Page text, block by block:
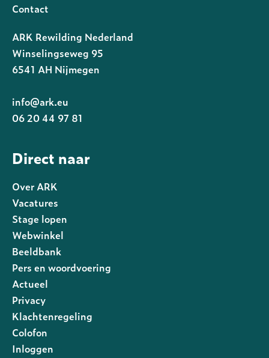
Contact
ARK Rewilding Nederland
Winselingseweg 95
6541 AH Nijmegen
info@ark.eu
06 20 44 97 81
Direct naar
Over ARK
Vacatures
Stage lopen
Webwinkel
Beeldbank
Pers en woordvoering
Footer
rechts
Actueel
Privacy
Klachtenregeling
Colofon
Inloggen